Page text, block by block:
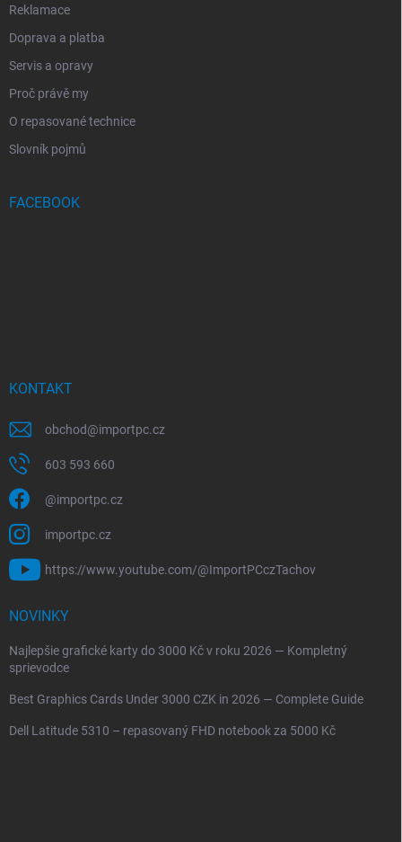
Reklamace
Doprava a platba
Servis a opravy
Proč právě my
O repasované technice
Slovník pojmů
FACEBOOK
KONTAKT
obchod@importpc.cz
603 593 660
@importpc.cz
importpc.cz
https://www.youtube.com/@ImportPCczTachov
NOVINKY
Najlepšie grafické karty do 3000 Kč v roku 2026 — Kompletný
sprievodce
Best Graphics Cards Under 3000 CZK in 2026 — Complete Guide
Dell Latitude 5310 – repasovaný FHD notebook za 5000 Kč